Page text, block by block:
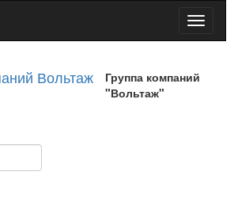
Toggle
Группа компаний
"Вольтаж"